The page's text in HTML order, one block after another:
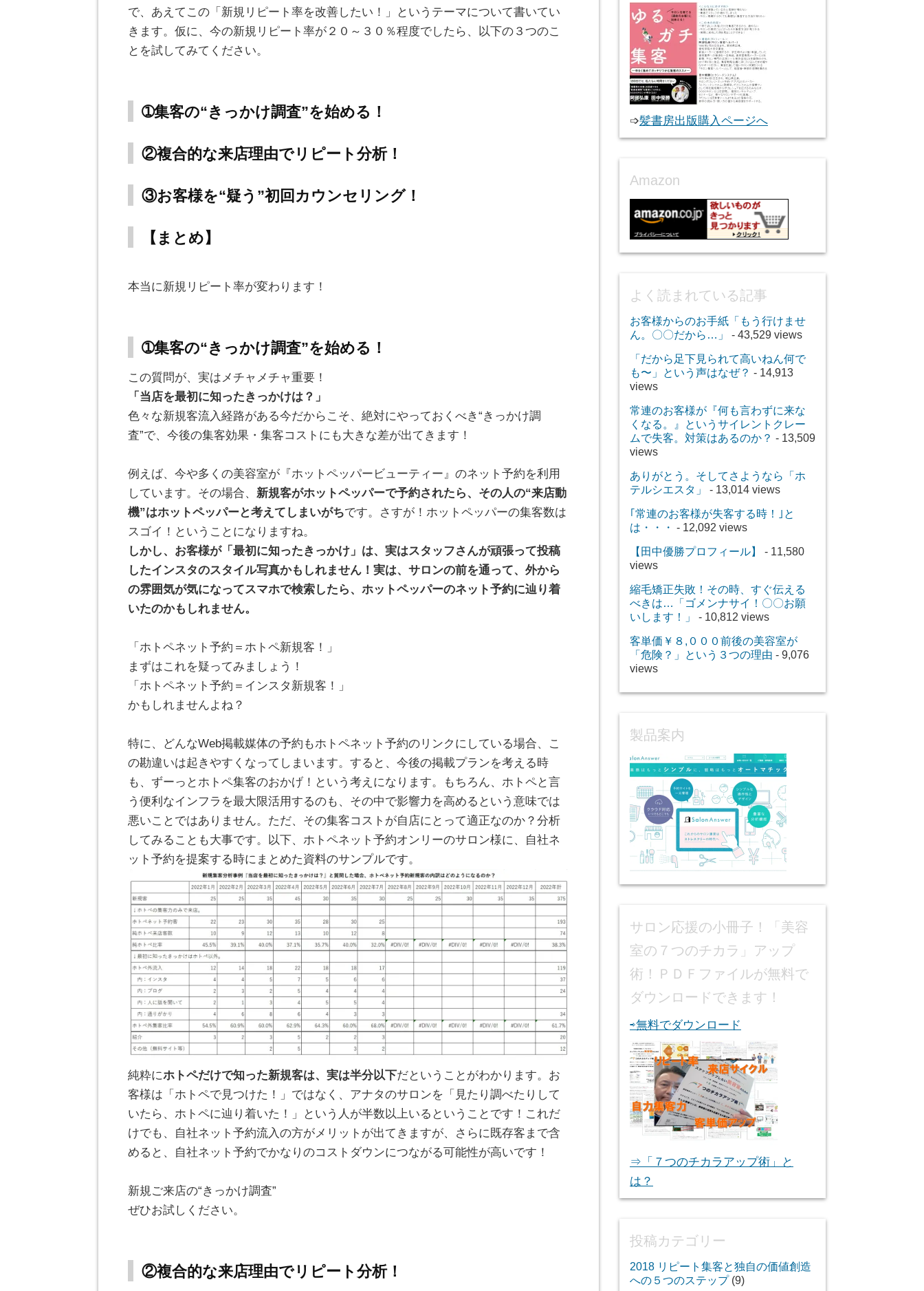
で、あえてこの「新規リピート率を改善したい！」というテーマについて書いてい
きます。仮に、今の新規リピート率が２０～３０％程度でしたら、以下の３つのこ
とを試してみてください。
➀集客の“きっかけ調査”を始める！
②複合的な来店理由でリピート分析！
③お客様を“疑う”初回カウンセリング！
【まとめ】
本当に新規リピート率が変わります！
➀集客の“きっかけ調査”を始める！
この質問が、実はメチャメチャ重要！
「当店を最初に知ったきっかけは？」
色々な新規客流入経路がある今だからこそ、絶対にやっておくべき“きっかけ調
査”で、今後の集客効果・集客コストにも大きな差が出てきます！
例えば、今や多くの美容室が『ホットペッパービューティー』のネット予約を利用
しています。その場合、 新規客がホットペッパーで予約されたら、その人の“来店動
機”はホットペッパーと考えてしまいがちです。さすが！ホットペッパーの集客数は
スゴイ！ということになりますね。
しかし、お客様が「最初に知ったきっかけ」は、実はスタッフさんが頑張って投稿
したインスタのスタイル写真かもしれません！実は、サロンの前を通って、外から
の雰囲気が気になってスマホで検索したら、ホットペッパーのネット予約に辿り着
いたのかもしれません。
「ホトペネット予約＝ホトペ新規客！」
まずはこれを疑ってみましょう！
「ホトペネット予約＝インスタ新規客！」
かもしれませんよね？
特に、どんなWeb掲載媒体の予約もホトペネット予約のリンクにしている場合、こ
の勘違いは起きやすくなってしまいます。すると、今後の掲載プランを考える時
も、ずーっとホトペ集客のおかげ！という考えになります。もちろん、ホトペと言
う便利なインフラを最大限活用するのも、その中で影響力を高めるという意味では
悪いことではありません。ただ、その集客コストが自店にとって適正なのか？分析
してみることも大事です。以下、ホトペネット予約オンリーのサロン様に、自社ネ
ット予約を提案する時にまとめた資料のサンプルです。
純粋にホトペだけで知った新規客は、実は半分以下だということがわかります。お
客様は「ホトペで見つけた！」ではなく、アナタのサロンを「見たり調べたりして
いたら、ホトペに辿り着いた！」という人が半数以上いるということです！これだ
けでも、自社ネット予約流入の方がメリットが出てきますが、さらに既存客まで含
めると、自社ネット予約でかなりのコストダウンにつながる可能性が高いです！
新規ご来店の“きっかけ調査”
ぜひお試しください。
②複合的な来店理由でリピート分析！
➩髪書房出版購入ページへ
Amazon
よく読まれている記事
お客様からのお手紙「もう行けませ
ん。〇〇だから…」
- 43,529 views
「だから足下見られて高いねん何で
も〜」という声はなぜ？ - 14,913
views
常連のお客様が『何も言わずに来な
くなる。』というサイレントクレー
ムで失客。対策はあるのか？ - 13,509
views
ありがとう。そしてさようなら「ホ
テルシエスタ」
- 13,014 views
｢常連のお客様が失客する時！｣と
は・・・ - 12,092 views
【田中優勝プロフィール】
- 11,580
views
縮毛矯正失敗！その時、すぐ伝える
べきは…「ゴメンナサイ！〇〇お願
いします！」
- 10,812 views
客単価￥８,０００前後の美容室が
「危険？」という３つの理由 - 9,076
views
製品案内
サロン応援の小冊子！「美容
室の７つのチカラ」アップ
術！ＰＤＦファイルが無料で
ダウンロードできます！
⇨無料でダウンロード
⇒「７つのチカラアップ術」と
は？
投稿カテゴリー
2018 リピート集客と独自の価値創造
への５つのステップ(9)